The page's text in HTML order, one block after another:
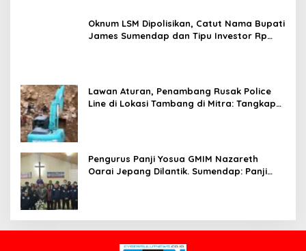
Oknum LSM Dipolisikan, Catut Nama Bupati
James Sumendap dan Tipu Investor Rp
Lawan Aturan, Penambang Rusak Police
Line di Lokasi Tambang di Mitra: Tangkap
Pengurus Panji Yosua GMIM Nazareth
Oarai Jepang Dilantik. Sumendap: Panji